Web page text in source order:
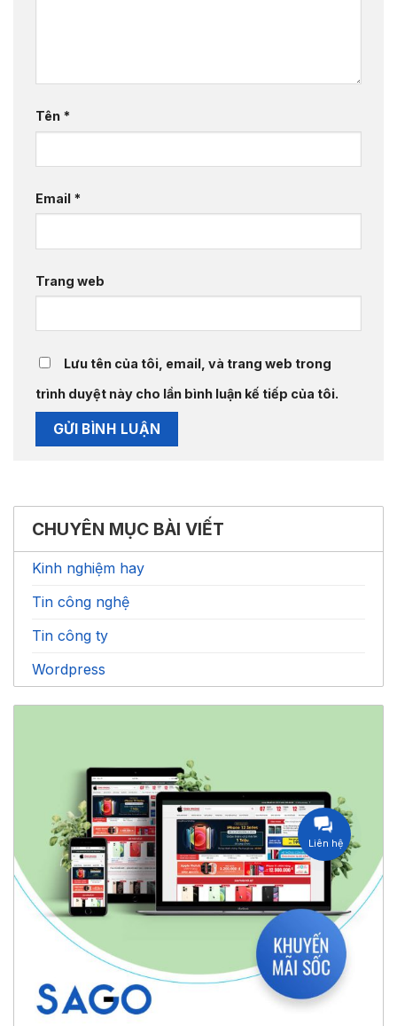
Tên *
Email *
Trang web
Lưu tên của tôi, email, và trang web trong
trình duyệt này cho lần bình luận kế tiếp của tôi.
CHUYÊN MỤC BÀI VIẾT
Kinh nghiệm hay
Tin công nghệ
Tin công ty
Wordpress
Liên hệ